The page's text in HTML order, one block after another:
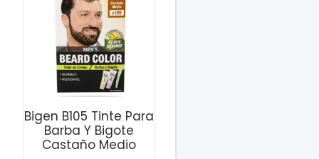
Bigen B105 Tinte Para
Barba Y Bigote
Castaño Medio